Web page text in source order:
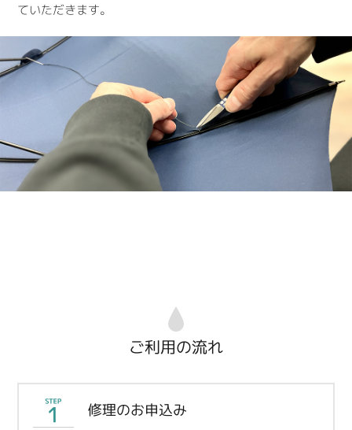
ていただきます。
ご利用の流れ
修理のお申込み